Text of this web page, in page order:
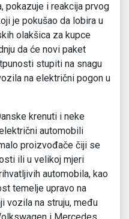
pokazuje i reakcija prvog
je pokušao da lobira u
olakšica za kupce
da će novi paket
stupiti na snagu
na električni pogon u
krenuti i neke
automobili
proizvođače čiji se
ili u velikoj mjeri
automobila, kao
temelje upravo na
vozila na struju, među